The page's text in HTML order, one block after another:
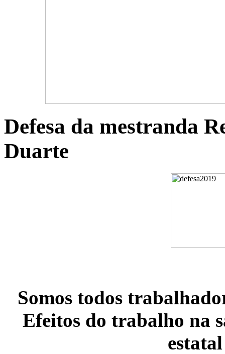
Defesa da mestranda
Duarte
Somos todos
Efeitos do trabalho na